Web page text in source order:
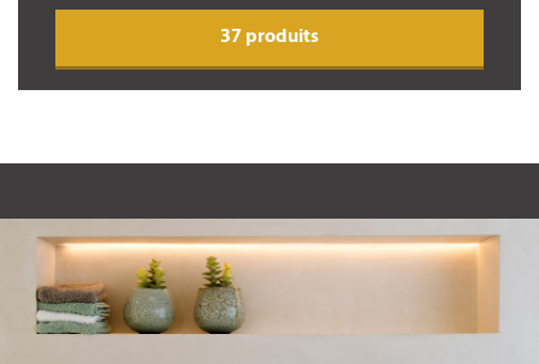
37 produits